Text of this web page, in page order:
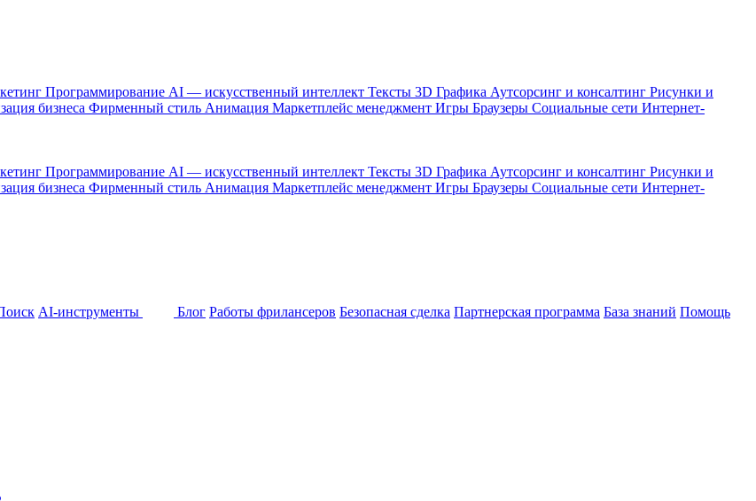
Программирование AI — искусственный интеллект Тексты 3D Графика Аутсорсинг и консалтинг Рисунки и
бизнеса Фирменный стиль Анимация Маркетплейс менеджмент Игры Браузеры Социальные сети Интернет-
Программирование AI — искусственный интеллект Тексты 3D Графика Аутсорсинг и консалтинг Рисунки и
бизнеса Фирменный стиль Анимация Маркетплейс менеджмент Игры Браузеры Социальные сети Интернет-
AI-инструменты Блог Работы фрилансеров Безопасная сделка Партнерская программа База знаний Помощь